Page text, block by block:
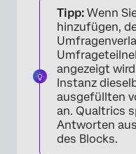
Tipp: Wenn
hinzufügen,
angezeigt
Instanz
ausgefüllten
an. Qualtrics
Antworten
des Blocks.